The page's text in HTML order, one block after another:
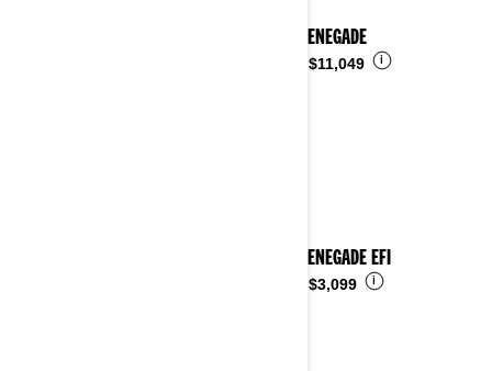
2025 RENEGADE
$11,049 i
2025 RENEGADE EFI
$3,099 i